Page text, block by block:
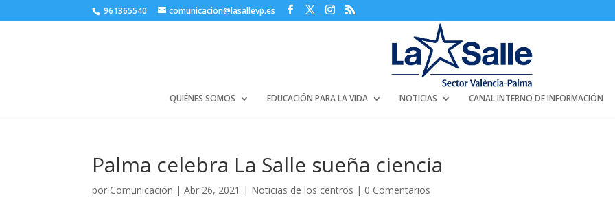
961365540 comunicacion@lasallevp.es
QUIÉNES SOMOS EDUCACIÓN PARA LA VIDA NOTICIAS CANAL INTERNO DE INFORMACIÓN
Palma celebra La Salle sueña ciencia
por Comunicación |Abr 26, 2021 | Noticias de los centros | 0 Comentarios